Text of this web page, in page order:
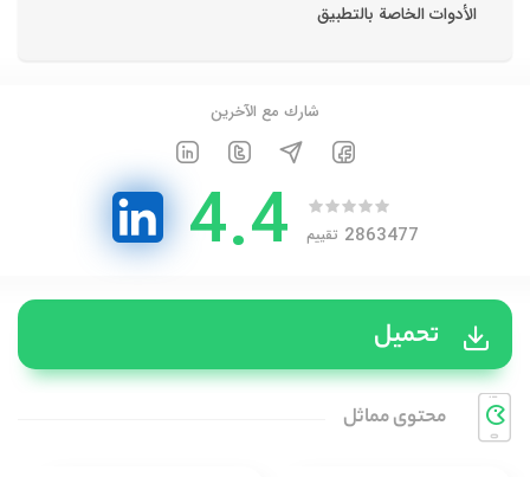
الأدوات الخاصة بالتطبيق
شارك مع الآخرين
2863477 تقييم 4.4
تحميل
محتوی مماثل